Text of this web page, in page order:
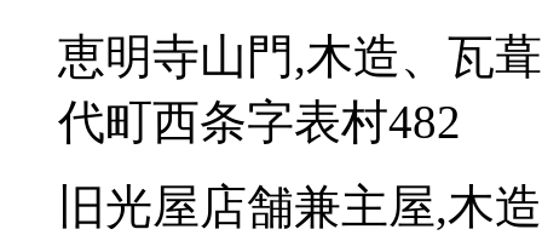
恵明寺山門,木造、瓦
代町西条字表村482
旧光屋店舗兼主屋,木